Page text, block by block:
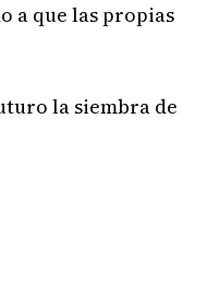
a que las propias
la siembra de